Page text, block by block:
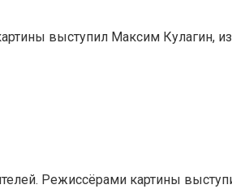
выступил Максим Кулагин,
Режиссёрами картины